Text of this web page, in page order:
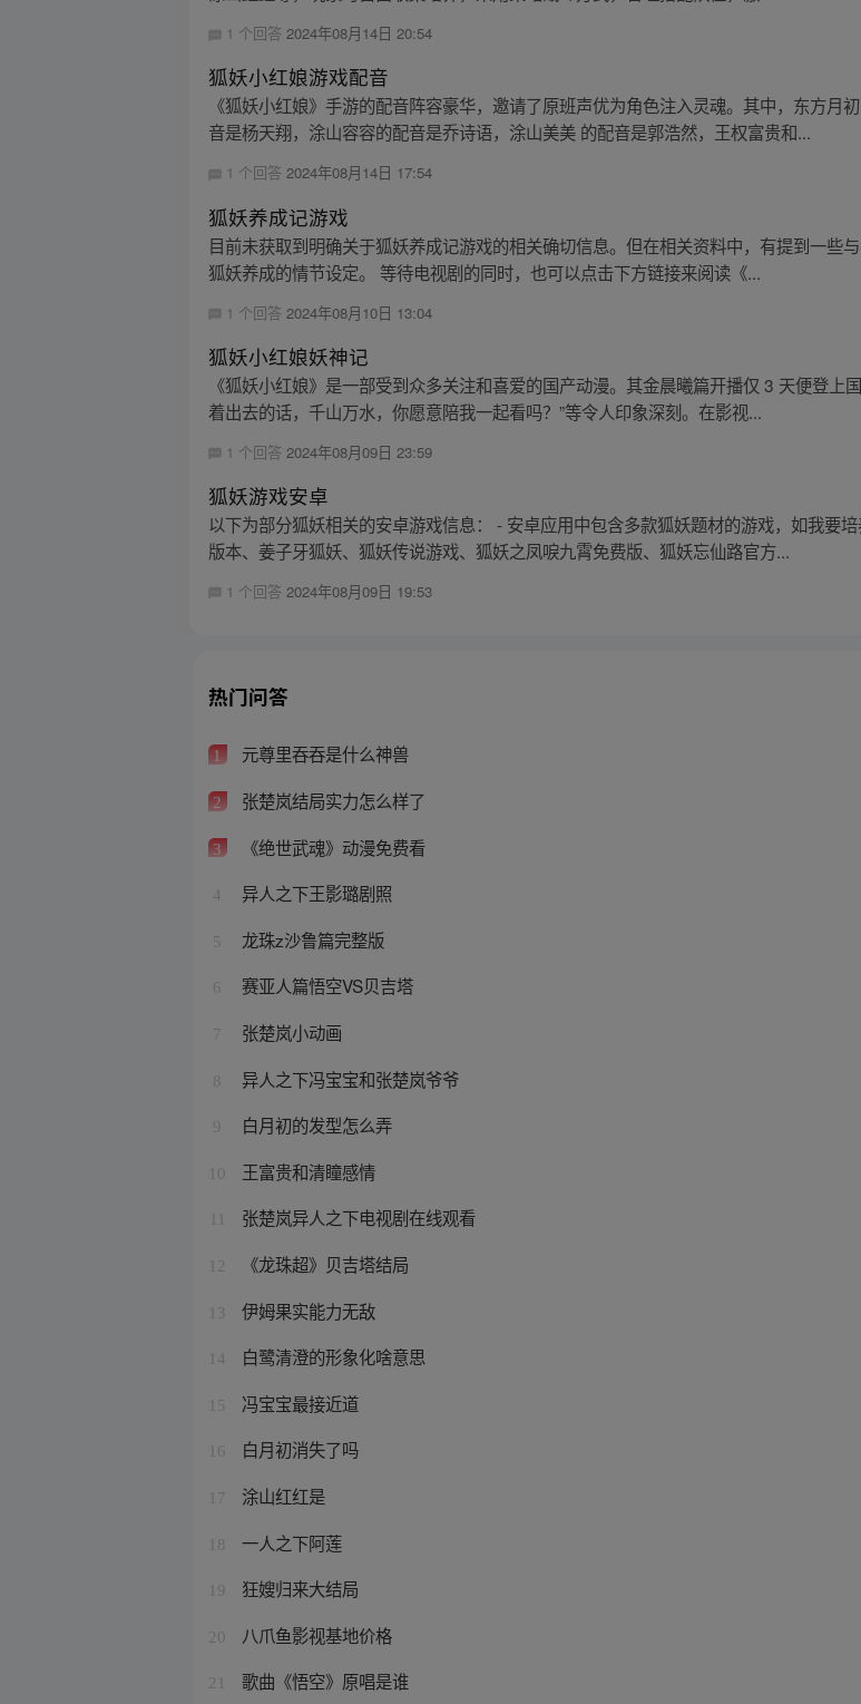
1 个回答2024年08月14日 20:54
狐妖小红娘游戏配音
《狐妖小红娘》手游的配音阵容豪华，邀请了原班声优为角色注入灵魂。其中，东方
音是杨天翔，涂山容容的配音是乔诗语，涂山美美 的配音是郭浩然，王权富贵和...
1 个回答2024年08月14日 17:54
狐妖养成记游戏
目前未获取到明确关于狐妖养成记游戏的相关确切信息。但在相关资料中，有提到一些
狐妖养成的情节设定。 等待电视剧的同时，也可以点击下方链接来阅读《...
1 个回答 2024年08月10日 13:04
狐妖小红娘妖神记
《狐妖小红娘》是一部受到众多关注和喜爱的国产动漫。其金晨曦篇开播仅 3 天便登
着出去的话，千山万水，你愿意陪我一起看吗？”等令人印象深刻。在影视...
1 个回答 2024年08月09日 23:59
狐妖游戏安卓
以下为部分狐妖相关的安卓游戏信息： - 安卓应用中包含多款狐妖题材的游戏，如我要
版本、姜子牙狐妖、狐妖传说游戏、狐妖之凤唳九霄免费版、狐妖忘仙路官方...
1 个回答2024年08月09日 19:53
热门问答
1 元尊里吞吞是什么神兽
2 张楚岚结局实力怎么样了
3 《绝世武魂》动漫免费看
4 异人之下王影璐剧照
5 龙珠z沙鲁篇完整版
6 赛亚人篇悟空VS贝吉塔
7 张楚岚小动画
8 异人之下冯宝宝和张楚岚爷爷
9 白月初的发型怎么弄
10 王富贵和清瞳感情
张楚岚异人之下电视剧在线观看
12 《龙珠超》贝吉塔结局
13 伊姆果实能力无敌
14 白鹭清澄的形象化啥意思
15 冯宝宝最接近道
16 白月初消失了吗
17 涂山红红是
18 一人之下阿莲
19 狂嫂归来大结局
20 八爪鱼影视基地价格
21 歌曲《悟空》原唱是谁